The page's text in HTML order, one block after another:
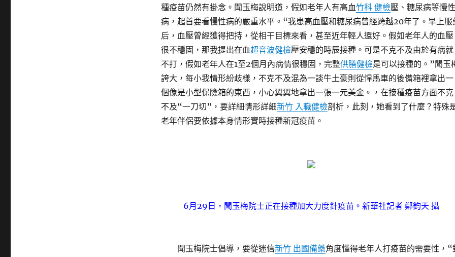
種疫苗仍然有掛念。聞玉梅說明道，假如老年人有高血竹科 健檢壓、糖尿病等慢性
病，起首要看慢性病的嚴重水平。“我患高血壓和糖尿病曾經跨越20年了。早上服
后，血壓曾經獲得把持，從相干目標來看，甚至近年輕人還好。假如老年人的血壓
很不穩固，那我提出在血超音波健檢壓安穩的時辰接種。可是不克不及由於有病就
不打，假如老年人在1至2個月內病情很穩固，完整供膳健檢是可以接種的。”聞玉
誇大，每小我情形紛歧樣，不克不及混為一談牛土豪則從悍馬車的後備箱裡拿出一
個像是小型保險箱的東西，小心翼翼地拿出一張一元美金。，在接種疫苗方面不克
不及“一刀切”，要詳細情形詳細新竹 入職健檢剖析，此刻，她看到了什麼？特殊
老年伴侶要依據本身情形實時接種新冠疫苗。
6月29日，聞玉梅院士正在接種加大力度針疫苗。 新華社記者 鄭鈞天 攝
聞玉梅院士倡導，要從迷信新竹 出國備藥角度懂得老年人打疫苗的需要性，“